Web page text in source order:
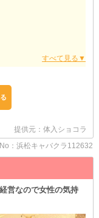
ように全面的にサポ
…」
も想像以上に稼げる
提供元：体入ショコラ
：浜松キャバクラ112632
営なので女性の気持